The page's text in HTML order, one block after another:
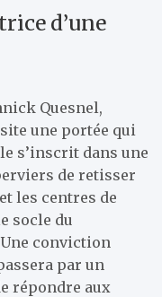
d’une
Quesnel,
une portée qui
s’inscrit dans une
de retisser
les centres de
socle du
conviction
par un
répondre aux